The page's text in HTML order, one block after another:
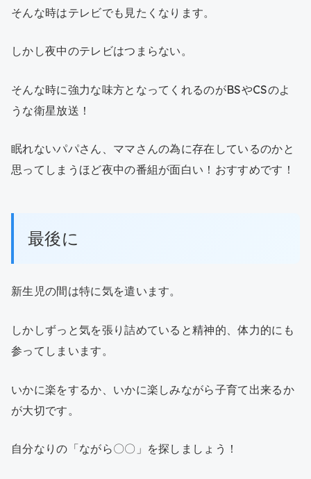
そんな時はテレビでも見たくなります。
しかし夜中のテレビはつまらない。
そんな時に強力な味方となってくれるのがBSやCSのよ
うな衛星放送！
眠れないパパさん、ママさんの為に存在しているのかと
思ってしまうほど夜中の番組が面白い！おすすめです！
最後に
新生児の間は特に気を遣います。
しかしずっと気を張り詰めていると精神的、体力的にも
参ってしまいます。
いかに楽をするか、いかに楽しみながら子育て出来るか
が大切です。
自分なりの「ながら〇〇」を探しましょう！